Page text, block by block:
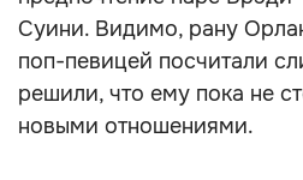
Суини. Видимо, рану
поп-певицей посчитали
решили, что ему пока не
новыми отношениями.